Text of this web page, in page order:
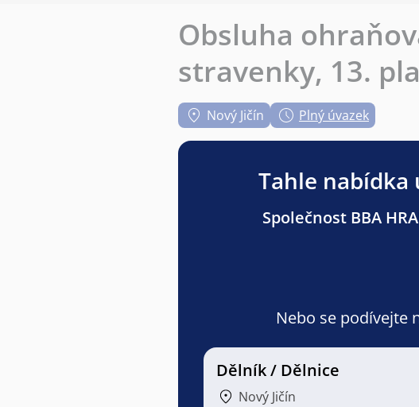
Obsluha
stravenky, 13.
Nový Jičín Plný úvazek
Tahle nabídka
Společnost BBA
Nebo se podívejte
Dělník / Dělnice
Nový Jičín